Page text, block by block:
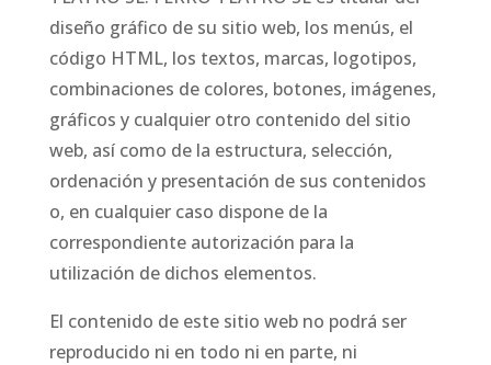
diseño gráfico de su sitio web, los menús, el
código HTML, los textos, marcas, logotipos,
combinaciones de colores, botones, imágenes,
gráficos y cualquier otro contenido del sitio
web, así como de la estructura, selección,
ordenación y presentación de sus contenidos
o, en cualquier caso dispone de la
correspondiente autorización para la
utilización de dichos elementos.
El contenido de este sitio web no podrá ser
reproducido ni en todo ni en parte, ni